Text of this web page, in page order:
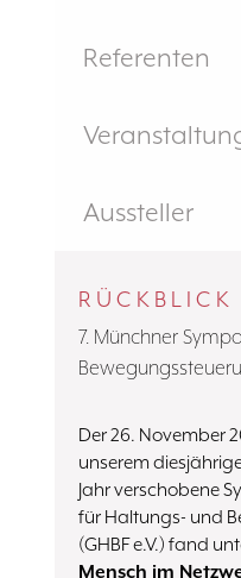
Referenten
Aussteller
RÜCKBLICK
7. Münchner
Der 26. November
unserem
Jahr verschobene
für Haltungs- und
(GHBF e.V.) fand
Mensch im